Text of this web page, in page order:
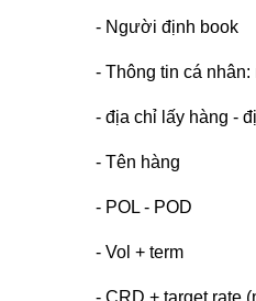
- Người định book
- Thông tin cá nhân:
- địa chỉ lấy hàng -
- Tên hàng
- POL - POD
- Vol + term